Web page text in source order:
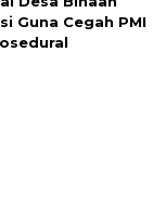
Guna Cegah PMI